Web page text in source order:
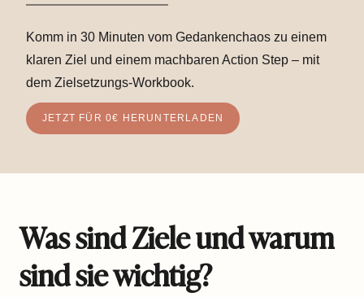
Komm in 30 Minuten vom Gedankenchaos zu einem
klaren Ziel und einem machbaren Action Step – mit
dem Zielsetzungs-Workbook.
JETZT FÜR 0€ HERUNTERLADEN
Was sind Ziele und warum
sind sie wichtig?